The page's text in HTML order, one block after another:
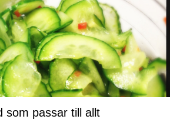
som passar till allt